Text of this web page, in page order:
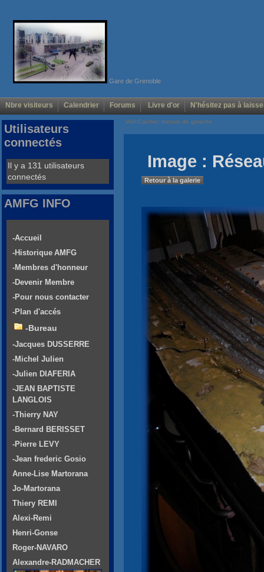
Gare de Grenoble
Nbre visiteurs Calendrier Forums Livre d'or N'hésitez pas à
Voir/Cacher menus de gauche
Image :
Retour à la galerie
Utilisateurs
connectés
Il y a 131 utilisateurs
connectés
AMFG INFO
-Accueil
-Historique AMFG
-Membres d'honneur
-Devenir Membre
-Pour nous contacter
-Plan d'accés
-Bureau
-Jacques DUSSERRE
-Michel Julien
-Julien DIAFERIA
-JEAN BAPTISTE
LANGLOIS
-Thierry NAY
-Bernard BERISSET
-Pierre LEVY
-Jean frederic Gosio
Anne-Lise Martorana
Jo-Martorana
Thiery REMI
Alexi-Remi
Henri-Gonse
Roger-NAVARO
Alexandre-RADMACHER